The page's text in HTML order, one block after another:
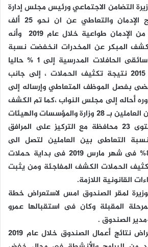
التضامن الاجتماعي ورئيس مجلس إدارة
صندوق مكافحة وعلاج الإدمان والتعاطي عن ان نحو 25 ألف
موظف تقدموا للعلاج من الإدمان طواعية خلال عام 2019 وأنه
المبكر عن المخدرات انخفضت نسبة
الحالات الإيجابية بين سائقى الحافلات المدرسية إلى 1 % حاليا
بعدما كانت 12% عام 2015 نتيجة تكثيف الحملات ، إلى جانب
بفصل الموظف المتعاطي وإرساله إلى
أحاله إلى مجلس النواب ،كما تم الكشف
على 120 ألف موظف من العاملين بـ 28 وزارة والمؤسسات والهيئات
التابعة لهم على مستوى 23 محافظة مع التركيز على المرافق
نسبة التعاطى بين العاملين لتصل الى
2%حاليا بعدما كانت 8% فى شهر مارس 2019 فى بداية حملات
الحملات الكشف المفاجئة ومن يثبت
القانونية اللازمة.
لمقر الصندوق امس لاستعراض خطة
المقبلة وكان فى استقبالها عمرو
الصندوق .
وخلال الزيارة تم استعراض نتائج أعمال الصندوق خلال عام 2019